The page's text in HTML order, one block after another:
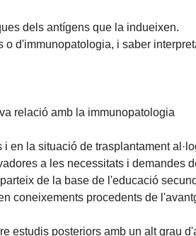
dels antígens que la indueixen.
d'immunopatologia, i saber
relació amb la immunopatologia
en la situació de trasplantament
a les necessitats i demandes
de la base de l'educació
coneixements procedents de
estudis posteriors amb un alt grau